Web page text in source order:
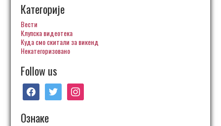
Категорије
Вести
Клупска видеотека
Куда смо скитали за викенд
Некатегоризовано
Follow us
facebooktwitter instagram
Ознаке